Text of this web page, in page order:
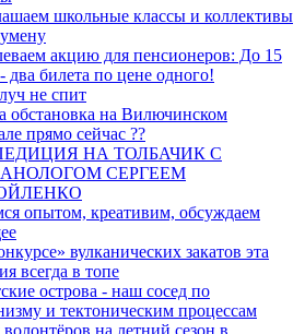
школьные классы и коллективы
акцию для пенсионеров: До 15
два билета по цене одного!
не спит
обстановка на Вилючинском
прямо сейчас ??
НА ТОЛБАЧИК С
СЕРГЕЕМ
опытом, креативим, обсуждаем
вулканических закатов эта
всегда в топе
острова - наш сосед по
и тектоническим процессам
на летний сезон в